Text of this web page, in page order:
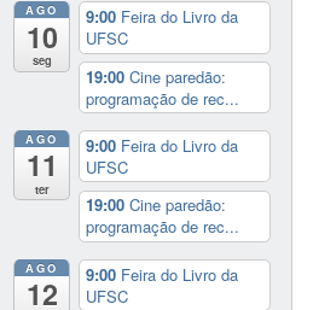
AGO
10
seg
9:00 Feira do Livro da
UFSC
19:00Cine paredão:
programação de rec...
AGO
11
ter
9:00 Feira do Livro da
UFSC
19:00Cine paredão:
programação de rec...
AGO
12
9:00 Feira do Livro da
UFSC